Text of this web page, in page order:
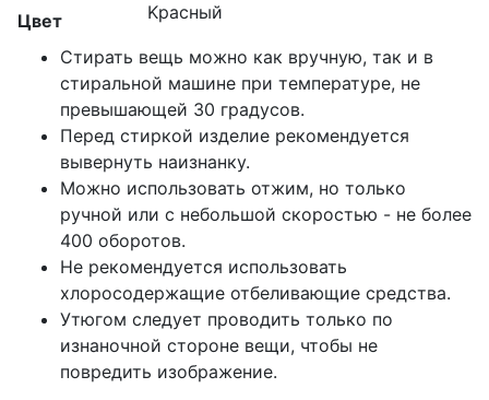
Цвет Kрасный
Стирать вещь можно как вручную, так и в
стиральной машине при температуре, не
превышающей 30 градусов.
Перед стиркой изделие рекомендуется
вывернуть наизнанку.
Можно использовать отжим, но только
ручной или с небольшой скоростью - не более
400 оборотов.
Не рекомендуется использовать
хлоросодержащие отбеливающие средства.
Утюгом следует проводить только по
изнаночной стороне вещи, чтобы не
повредить изображение.